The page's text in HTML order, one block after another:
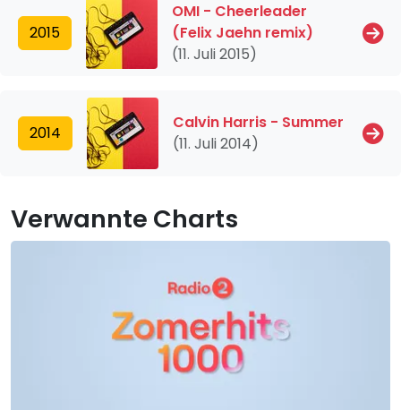
2015
OMI - Cheerleader
(Felix Jaehn remix)
(11. Juli 2015)
2014
Calvin Harris - Summer
(11. Juli 2014)
Verwannte Charts